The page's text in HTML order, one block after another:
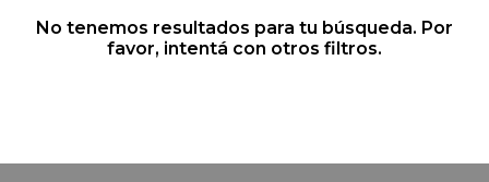
No tenemos resultados para tu búsqueda. Por
favor, intentá con otros filtros.